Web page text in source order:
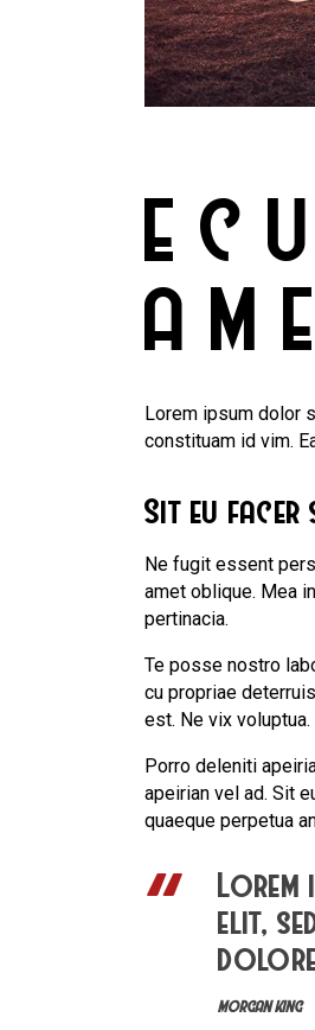
Lorem ipsum dolor
constituam id vim.
Sit eu facer
Ne fugit essent
amet oblique. Mea
pertinacia.
Te posse nostro
cu propriae
est. Ne vix voluptua.
Porro deleniti
apeirian vel ad. Sit
quaeque perpetua
elit,
MORGAN KING